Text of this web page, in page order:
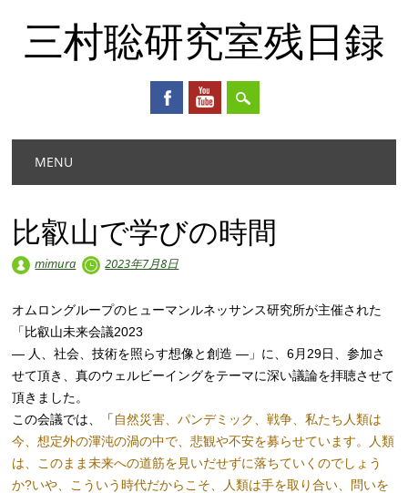
三村聡研究室残日録
Main menu
MENU
比叡山で学びの時間
mimura 2023年7月8日
オムロングループのヒューマンルネッサンス研究所が主催された
「比叡山未来会議2023
— 人、社会、技術を照らす想像と創造 —」に、6月29日、参加さ
せて頂き、真のウェルビーイングをテーマに深い議論を拝聴させて
頂きました。
この会議では、「 自然災害、パンデミック、戦争、私たち人類は
今、想定外の渾沌の渦の中で、悲観や不安を募らせています。人類
は、このまま未来への道筋を見いだせずに落ちていくのでしょう
か?いや、こういう時代だからこそ、人類は手を取り合い、問いを